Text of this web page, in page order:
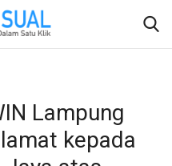
Lampung
kepada